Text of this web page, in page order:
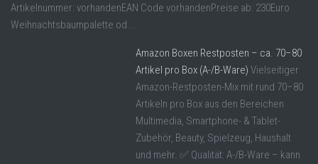
Artikelnummer: vorhandenEAN Code vorhandenPreise ab: 230Euro
Weihnachtsbaumpalette od ...
Amazon Boxen Restposten – ca. 70–80
Artikel pro Box (A-/B-Ware) Vielseitiger
Amazon-Restposten-Mix mit rund 70–80
Artikeln pro Box aus den Bereichen
Multimedia, Smartphone- & Tablet-
Zubehör, Beauty, Spielzeug, Haushalt
und mehr. ✅ Qualität: A-/B-Ware – kann